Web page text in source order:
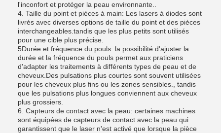
l'inconfort et protéger la peau environnante..
4. Taille du point et pièces à main: Les lasers à diodes sont
livrés avec diverses options de taille du point et des pièces
interchangeables.tandis que les plus petits sont utilisés
pour une cible plus précise.
5Durée et fréquence du pouls: la possibilité d'ajuster la
durée et la fréquence du pouls permet aux praticiens
d'adapter les traitements à différents types de peau et de
cheveux.Des pulsations plus courtes sont souvent utilisées
pour les cheveux plus fins ou les zones sensibles., tandis
que les pulsations plus longues conviennent aux cheveux
plus grossiers.
6. Capteurs de contact avec la peau: certaines machines
sont équipées de capteurs de contact avec la peau qui
garantissent que le laser n'est activé que lorsque la pièce